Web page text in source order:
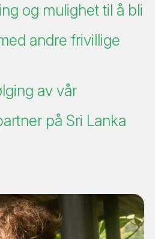
og mulighet til å bli
andre frivillige
av vår
på Sri Lanka